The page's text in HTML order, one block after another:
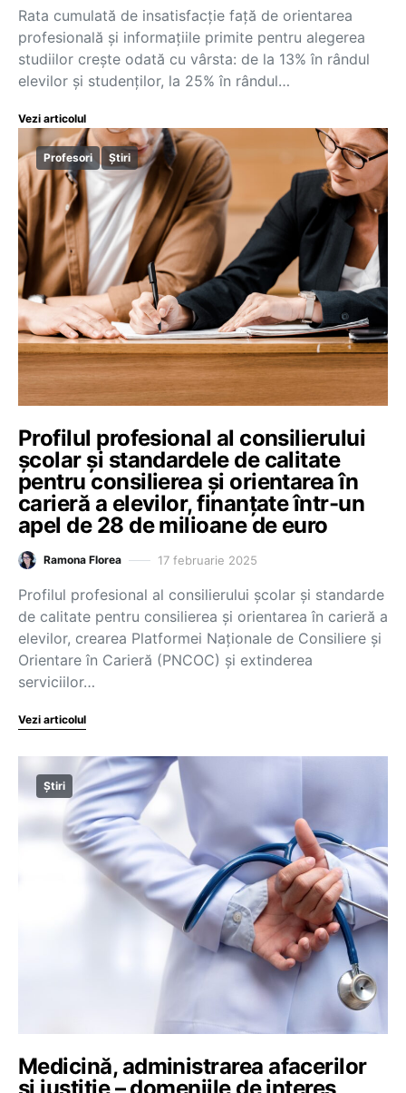
Rata cumulată de insatisfacție față de orientarea
profesională și informațiile primite pentru alegerea
studiilor crește odată cu vârsta: de la 13% în rândul
elevilor și studenților, la 25% în rândul…
Vezi articolul
Profesori Știri
Profilul profesional al consilierului
școlar și standardele de calitate
pentru consilierea și orientarea în
carieră a elevilor, finanțate într-un
apel de 28 de milioane de euro
Ramona Florea 17 februarie 2025
Profilul profesional al consilierului școlar și standarde
de calitate pentru consilierea și orientarea în carieră a
elevilor, crearea Platformei Naționale de Consiliere și
Orientare în Carieră (PNCOC) și extinderea
serviciilor…
Vezi articolul
Știri
Medicină, administrarea afacerilor